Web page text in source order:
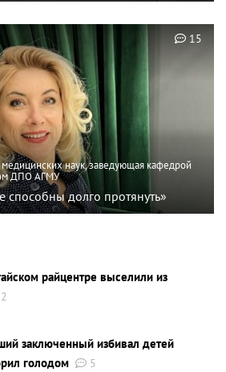
медицинских наук, заведующая кафедрой
ДПО АГМУ
долго протянуть»
15
райцентре выселили из
2
заключенный избивал детей
голодом
5